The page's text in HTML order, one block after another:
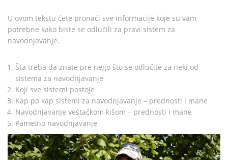
U ovom tekstu ćete pronaći sve informacije koje su vam
potrebne kako biste se odlučili za pravi sistem za
navodnjavanje.
Šta treba da znate pre nego što se odlučite za neki od
sistema za navodnjavanje
Koji sve sistemi postoje
Kap po kap sistemi za navodnjavanje – prednosti i mane
Navodnjavanje veštačkom kišom – prednosti i mane
Pametno navodnjavanje